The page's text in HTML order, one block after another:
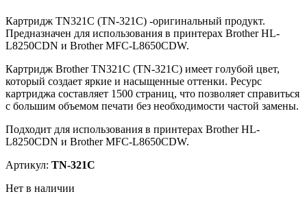
Картридж TN321C (TN-321C) -оригинальный продукт.
Предназначен для использования в принтерах Brother HL-
L8250CDN и Brother MFC-L8650CDW.
Картридж Brother TN321C (TN-321C) имеет голубой цвет,
который создает яркие и насыщенные оттенки. Ресурс
картриджа составляет 1500 страниц, что позволяет справиться
с большим объемом печати без необходимости частой замены.
Подходит для использования в принтерах Brother HL-
L8250CDN и Brother MFC-L8650CDW.
Артикул: TN-321C
Нет в наличии